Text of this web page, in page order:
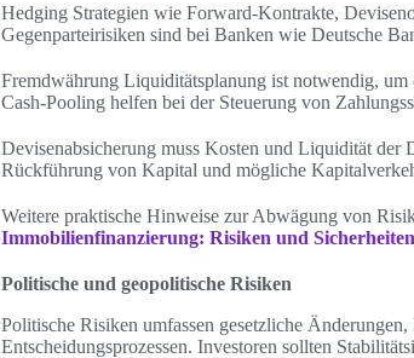
Hedging Strategien wie Forward-Kontrakte,
Gegenparteirisiken sind bei Banken wie Deutsche
Fremdwährung Liquiditätsplanung ist notwendig,
Cash-Pooling helfen bei der Steuerung von
Devisenabsicherung muss Kosten und Liquidität der
Rückführung von Kapital und mögliche
Weitere praktische Hinweise zur Abwägung von
Immobilienfinanzierung: Risiken und
Politische und geopolitische Risiken
Politische Risiken umfassen gesetzliche
Entscheidungsprozessen. Investoren sollten